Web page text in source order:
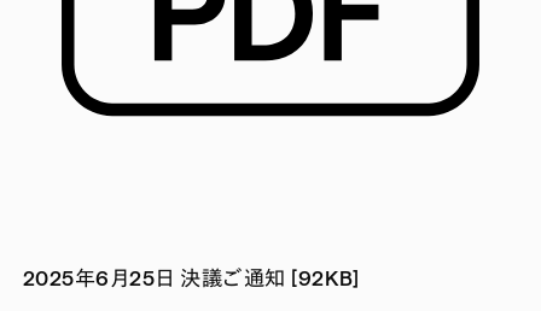
2025年6月25日 決議ご通知 [92KB]